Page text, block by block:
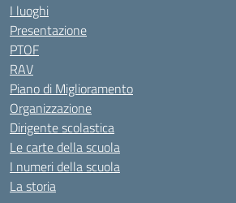
I luoghi
Presentazione
PTOF
RAV
Piano di Miglioramento
Organizzazione
Dirigente scolastica
Le carte della scuola
I numeri della scuola
La storia